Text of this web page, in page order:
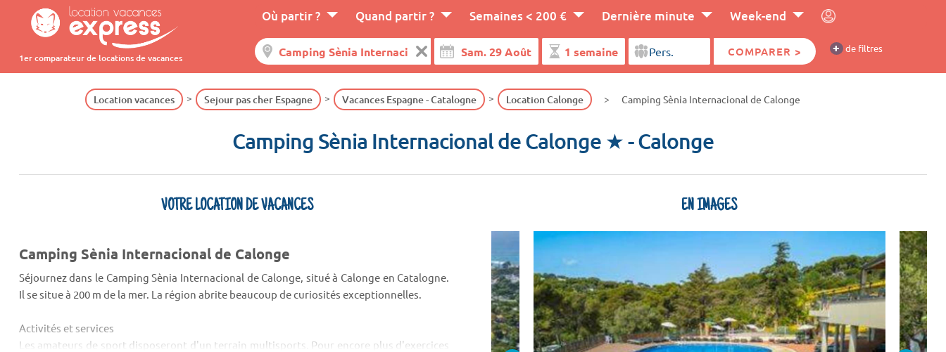
1er comparateur de locations de vacances
Où partir ? Quand partir ? Semaines < 200 € Dernière minute Week-end
COMPARER > + de filtres
Location vacances Sejour pas cher Espagne Vacances Espagne - Catalogne Location Calonge Camping Sènia Internacional de Calonge
Camping Sènia Internacional de Calonge ★- Calonge
VOTRE LOCATION DE VACANCES
Camping Sènia Internacional de Calonge
Séjournez dans le Camping Sènia Internacional de Calonge, situé à Calonge en Catalogne.
Il se situe à 200 m de la mer. La région abrite beaucoup de curiosités exceptionnelles.
Activités et services
Les amateurs de sport disposeront d'un terrain multisports. Pour encore plus d'exercices
EN IMAGES